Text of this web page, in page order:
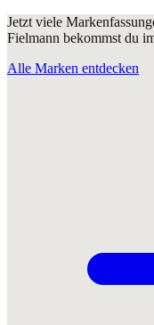
Jetzt viele
Fielmann bekommst du
Alle Marken entdecken